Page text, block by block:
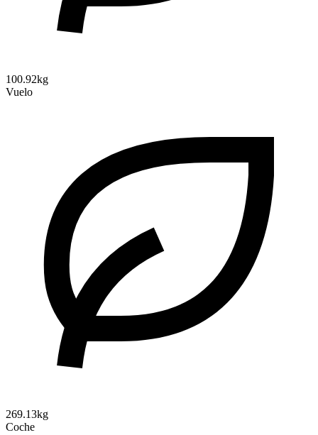
100.92kg
Vuelo
269.13kg
Coche